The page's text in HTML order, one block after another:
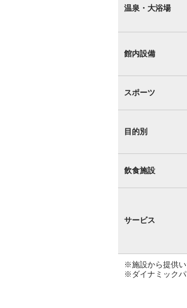
設温泉・大浴場
館内設備
スポーツ
目的別
飲食施設
サービス
※施設から提供い
※ダイナミックパ